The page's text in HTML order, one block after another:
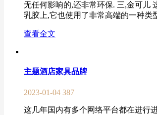
无任何影响的,还非常环保. 三,金可儿
乳胶上,它也使用了非常高端的一种类
查看全文
主题酒店家具品牌
2023-01-04 387
这几年国内有多个网络平台都在进行